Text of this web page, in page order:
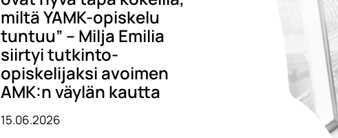
miltä YAMK-opiskelu
tuntuu” – Milja Emilia
siirtyi tutkinto-
opiskelijaksi avoimen
AMK:n väylän kautta
15.06.2026